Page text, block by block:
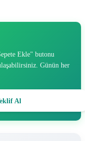
Ekle" butonu
Günün her
Al